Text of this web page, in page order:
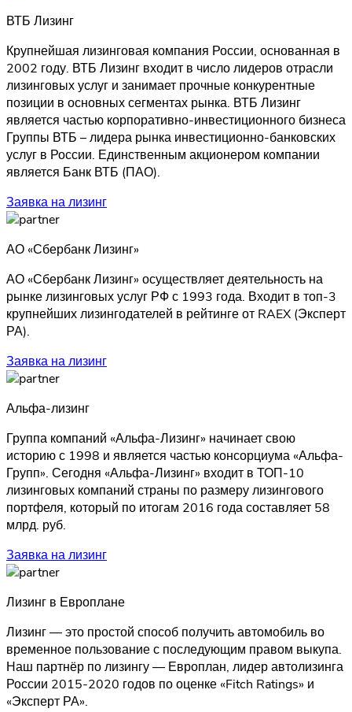
ВТБ Лизинг
Крупнейшая лизинговая компания России, основанная в
2002 году. ВТБ Лизинг входит в число лидеров отрасли
лизинговых услуг и занимает прочные конкурентные
позиции в основных сегментах рынка. ВТБ Лизинг
является частью корпоративно-инвестиционного бизнеса
Группы ВТБ – лидера рынка инвестиционно-банковских
услуг в России. Единственным акционером компании
является Банк ВТБ (ПАО).
Заявка на лизинг
АО «Сбербанк Лизинг»
АО «Сбербанк Лизинг» осуществляет деятельность на
рынке лизинговых услуг РФ с 1993 года. Входит в топ-3
крупнейших лизингодателей в рейтинге от RAEX (Эксперт
РА).
Заявка на лизинг
Альфа-лизинг
Группа компаний «Альфа-Лизинг» начинает свою
историю с 1998 и является частью консорциума «Альфа-
Групп». Сегодня «Альфа-Лизинг» входит в ТОП-10
лизинговых компаний страны по размеру лизингового
портфеля, который по итогам 2016 года составляет 58
млрд. руб.
Заявка на лизинг
Лизинг в Европлане
Лизинг — это простой способ получить автомобиль во
временное пользование с последующим правом выкупа.
Наш партнёр по лизингу — Европлан, лидер автолизинга
России 2015-2020 годов по оценке «Fitch Ratings» и
«Эксперт РА».